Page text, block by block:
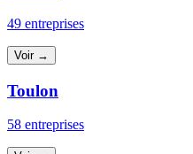
49 entreprises
Voir →
Toulon
58 entreprises